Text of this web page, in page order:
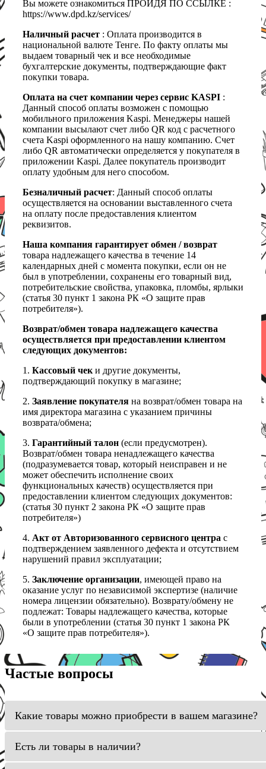
Вы можете ознакомиться ПРОЙДЯ ПО ССЫЛКЕ :
https://www.dpd.kz/services/
Наличный расчет : Оплата производится в
национальной валюте Тенге. По факту оплаты мы
выдаем товарный чек и все необходимые
бухгалтерские документы, подтверждающие факт
покупки товара.
Оплата на счет компании через сервис KASPI :
Данный способ оплаты возможен с помощью
мобильного приложения Kaspi. Менеджеры нашей
компании высылают счет либо QR код с расчетного
счета Kaspi оформленного на нашу компанию. Счет
либо QR автоматически определяется у покупателя в
приложении Kaspi. Далее покупатель производит
оплату удобным для него способом.
Безналичный расчет: Данный способ оплаты
осуществляется на основании выставленного счета
на оплату после предоставления клиентом
реквизитов.
Наша компания гарантирует обмен / возврат
товара надлежащего качества в течение 14
календарных дней с момента покупки, если он не
был в употреблении, сохранены его товарный вид,
потребительские свойства, упаковка, пломбы, ярлыки
(статья 30 пункт 1 закона РК «О защите прав
потребителя»).
Возврат/обмен товара надлежащего качества
осуществляется при предоставлении клиентом
следующих документов:
1. Кассовый чеки другие документы,
подтверждающий покупку в магазине;
2. Заявление покупателя на возврат/обмен товара на
имя директора магазина с указанием причины
возврата/обмена;
3. Гарантийный талон (если предусмотрен).
Возврат/обмен товара ненадлежащего качества
(подразумевается товар, который неисправен и не
может обеспечить исполнение своих
функциональных качеств) осуществляется при
предоставлении клиентом следующих документов:
(статья 30 пункт 2 закона РК «О защите прав
потребителя»)
4. Акт от Авторизованного сервисного центра с
подтверждением заявленного дефекта и отсутствием
нарушений правил эксплуатации;
5. Заключение организации, имеющей право на
оказание услуг по независимой экспертизе (наличие
номера лицензии обязательно). Возврату/обмену не
подлежат: Товары надлежащего качества, которые
были в употреблении (статья 30 пункт 1 закона РК
«О защите прав потребителя»).
Частые вопросы
Какие товары можно приобрести в вашем магазине?
Есть ли товары в наличии?